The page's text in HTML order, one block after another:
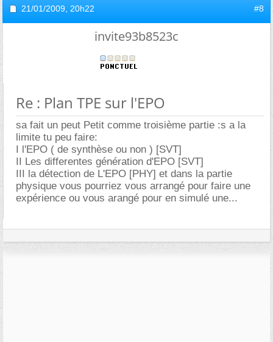
21/01/2009, 20h22 #8
invite93b8523c
Re : Plan TPE sur l'EPO
sa fait un peut Petit comme troisième partie :s a la
limite tu peu faire:
I l'EPO ( de synthèse ou non ) [SVT]
II Les differentes génération d'EPO [SVT]
III la détection de L'EPO [PHY] et dans la partie
physique vous pourriez vous arrangé pour faire une
expérience ou vous arangé pour en simulé une...